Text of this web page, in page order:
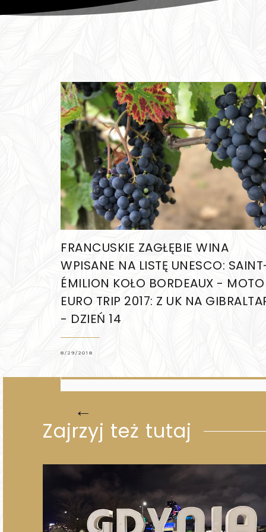
FRANCUSKIE ZAGŁĘBIE WINA
WPISANE NA LISTĘ UNESCO:
ÉMILION KOŁO BORDEAUX - MOTO
EURO TRIP 2017: Z UK NA
- DZIEŃ 14
8/29/2018
←
Zajrzyj też tutaj